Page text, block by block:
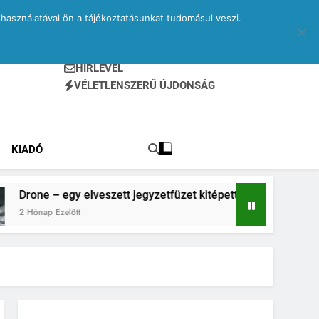
HÍRLEVÉL
VÉLETLENSZERŰ ÚJDONSÁG
KIADÓ
elveszett jegyzetfüzet kitépett lapjai
ön a tájékoztatásunkat tudomásul veszi.